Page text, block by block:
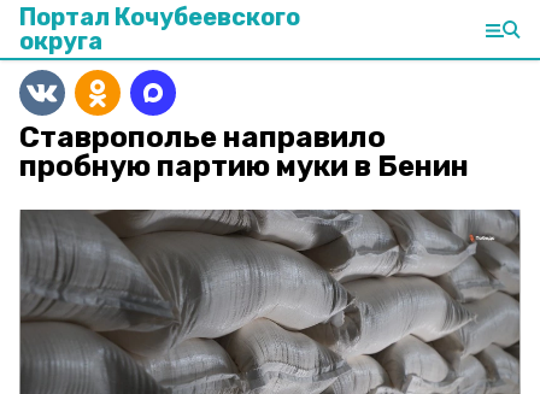
Портал Кочубеевского
округа
Ставрополье направило
пробную партию муки в Бенин